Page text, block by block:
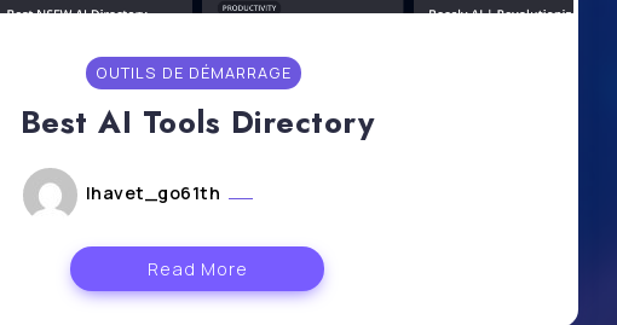
OUTILS DE DÉMARRAGE
Best AI Tools Directory
lhavet_go61th
Read More